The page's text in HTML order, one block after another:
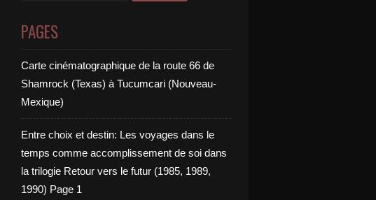
PAGES
Carte cinématographique de la route 66 de
Shamrock (Texas) à Tucumcari (Nouveau-
Mexique)
Entre choix et destin: Les voyages dans le
temps comme accomplissement de soi dans
la trilogie Retour vers le futur (1985, 1989,
1990) Page 1